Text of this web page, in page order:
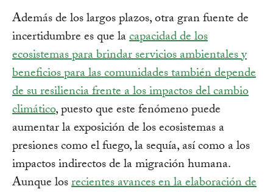
Además de los largos plazos, otra gran fuente de
incertidumbre es que lacapacidad de los
ecosistemas para brindar servicios ambientales y
beneficios para las comunidades también depende
de su resiliencia frente a los impactos del cambio
climático, puesto que este fenómeno puede
aumentar la exposición de los ecosistemas a
presiones como el fuego, la sequía, así como a los
impactos indirectos de la migración humana.
Aunque losrecientes avances en la elaboración de